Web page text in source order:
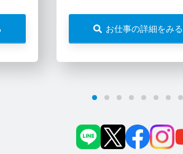
お仕事の詳細をみる